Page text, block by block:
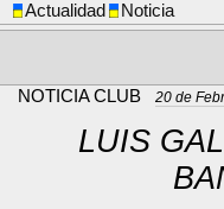
Actualidad Noticia
NOTICIA CLUB 20 de
LUIS